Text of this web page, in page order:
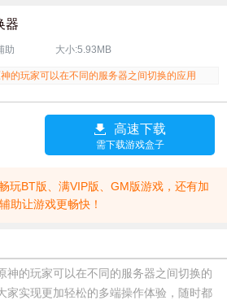
器
助 大小:5.93MB
的玩家可以在不同的服务器之间切换的应用
高速下载
需下载游戏盒子
玩BT版、满VIP版、GM版游戏，还有加
助让游戏更畅快！
的玩家可以在不同的服务器之间切换的
家实现更加轻松的多端操作体验，随时都